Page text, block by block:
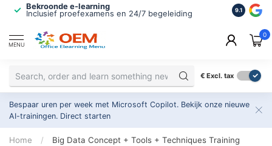
Bekroonde e-learning
Inclusief proefexamens en 24/7 begeleiding
ISO
2.500+
9.1
MENU
0
€ Excl. tax
Bespaar uren per week met Microsoft Copilot. Bekijk onze nieuwe
AI-trainingen. Direct starten
Home / Big Data Concept + Tools + Techniques Training